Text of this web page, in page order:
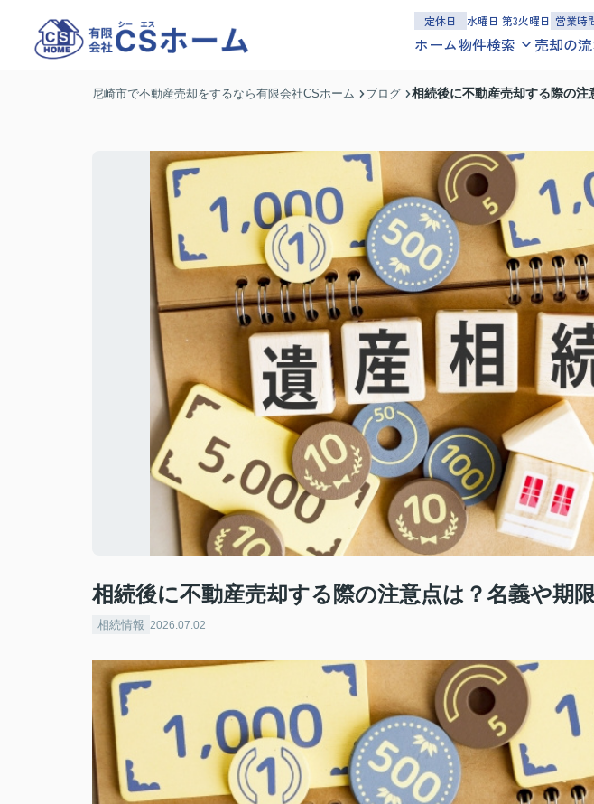
定休日 水曜日 第3火曜日 営業時
ホーム物件検索
沿線エリア地図学区
沿線エリア地図学区
土地を探す
沿線 エリア地図
売却の
尼崎市で不動産売却をするなら有限会社CSホーム ブログ 相続後に不動産売却する際の
相続後に不動産売却する際の注意点は？名義や期
相続情報 2026.07.02